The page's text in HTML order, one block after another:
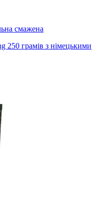
смажена
250 грамів з німецькими